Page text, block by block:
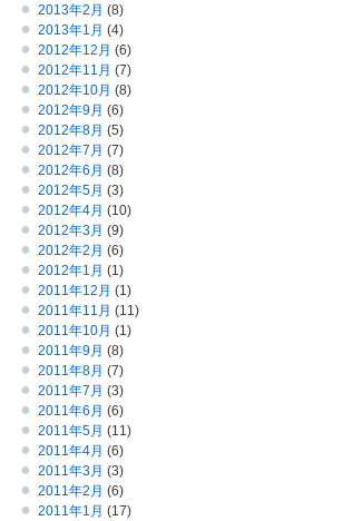
2013年2月 (8)
2013年1月 (4)
2012年12月 (6)
2012年11月 (7)
2012年10月 (8)
2012年9月 (6)
2012年8月 (5)
2012年7月 (7)
2012年6月 (8)
2012年5月 (3)
2012年4月 (10)
2012年3月 (9)
2012年2月 (6)
2012年1月 (1)
2011年12月 (1)
2011年11月 (11)
2011年10月 (1)
2011年9月 (8)
2011年8月 (7)
2011年7月 (3)
2011年6月 (6)
2011年5月 (11)
2011年4月 (6)
2011年3月 (3)
2011年2月 (6)
2011年1月 (17)